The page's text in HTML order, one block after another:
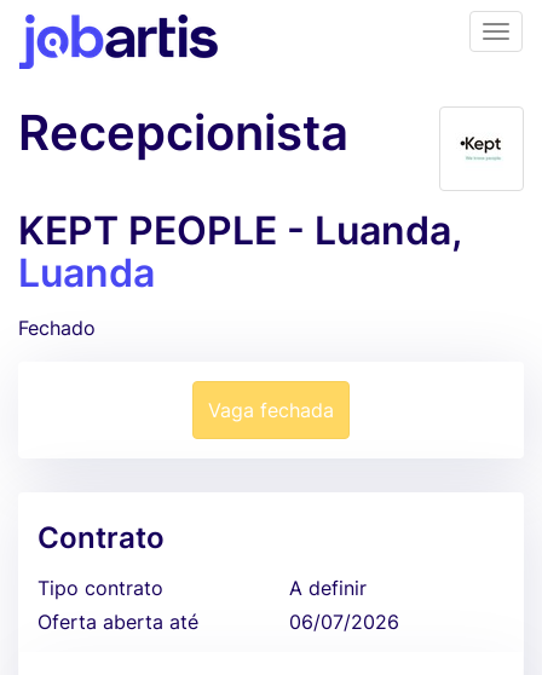
Recepcionista
KEPT PEOPLE - Luanda,
Luanda
Fechado
Vaga fechada
Contrato
Tipo contrato
A definir
Oferta aberta até
06/07/2026